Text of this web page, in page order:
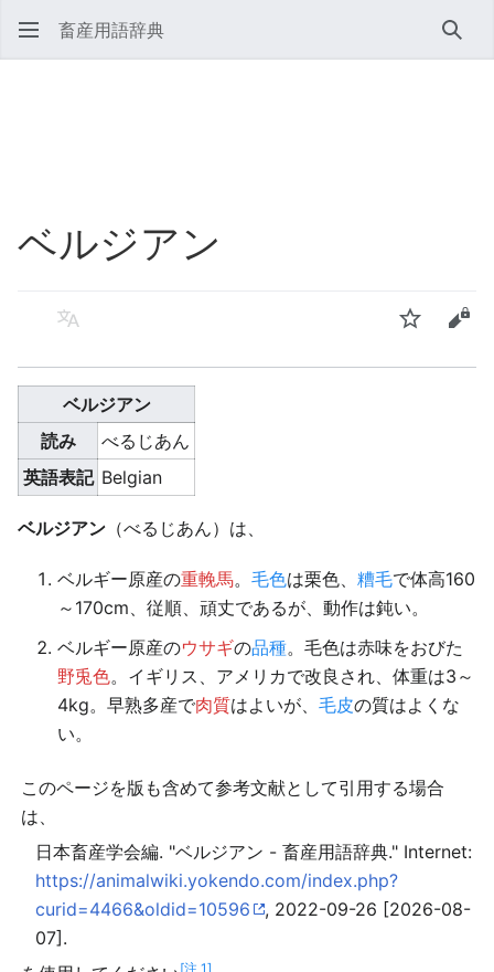
畜産用語辞典 検索
ベルジアン
言語 ウォッチソ
ベルジアン
読み
べるじあん
英語表記 Belgian
ベルジアン （べるじあん）は、
ベルギー原産の重輓馬。 毛色は栗色、 糟毛で体高160
～170cm、従順、頑丈であるが、動作は鈍い。
ベルギー原産のウサギの品種。毛色は赤味をおびた
野兎色。イギリス、アメリカで改良され、体重は3～
4kg。早熟多産で肉質はよいが、 毛皮の質はよくな
い。
このページを版も含めて参考文献として引用する場合
は、
日本畜産学会編. "ベルジアン - 畜産用語辞典." Internet:
https://animalwiki.yokendo.com/index.php?
curid=4466&oldid=10596
, 2022-09-26 [2026-08-
07].
[注 1]